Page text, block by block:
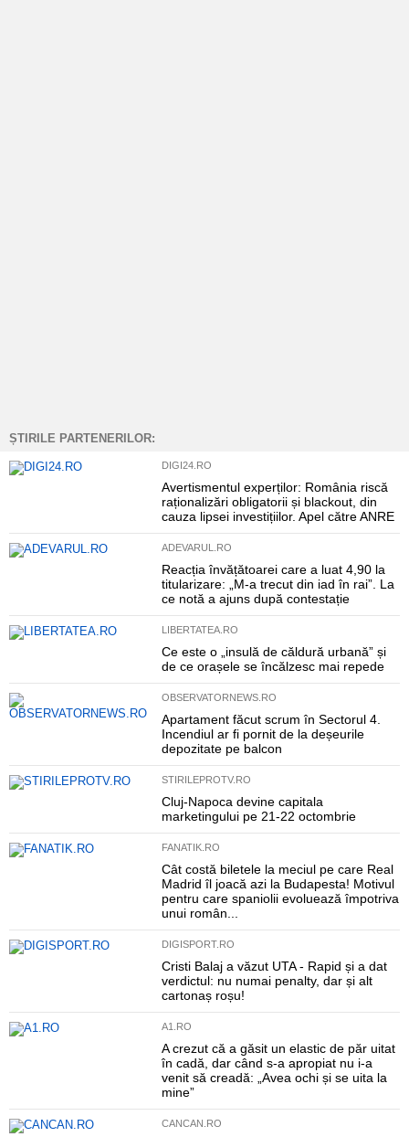
ȘTIRILE PARTENERILOR:
DIGI24.RO
Avertismentul experților: România riscă
raționalizări obligatorii și blackout, din
cauza lipsei investițiilor. Apel către ANRE
ADEVARUL.RO
Reacția învățătoarei care a luat 4,90 la
titularizare: „M-a trecut din iad în rai”. La
ce notă a ajuns după contestație
LIBERTATEA.RO
Ce este o „insulă de căldură urbană” și
de ce orașele se încălzesc mai repede
OBSERVATORNEWS.RO
Apartament făcut scrum în Sectorul 4.
Incendiul ar fi pornit de la deșeurile
depozitate pe balcon
STIRILEPROTV.RO
Cluj-Napoca devine capitala
marketingului pe 21-22 octombrie
FANATIK.RO
Cât costă biletele la meciul pe care Real
Madrid îl joacă azi la Budapesta! Motivul
pentru care spaniolii evoluează împotriva
unui român...
DIGISPORT.RO
Cristi Balaj a văzut UTA - Rapid și a dat
verdictul: nu numai penalty, dar și alt
cartonaș roșu!
A1.RO
A crezut că a găsit un elastic de păr uitat
în cadă, dar când s-a apropiat nu i-a
venit să creadă: „Avea ochi și se uita la
mine”
CANCAN.RO